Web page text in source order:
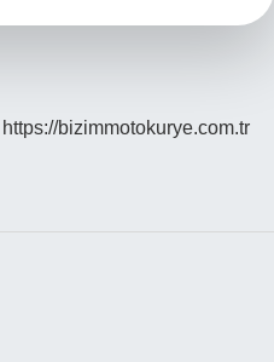
https://bizimmotokurye.com.tr